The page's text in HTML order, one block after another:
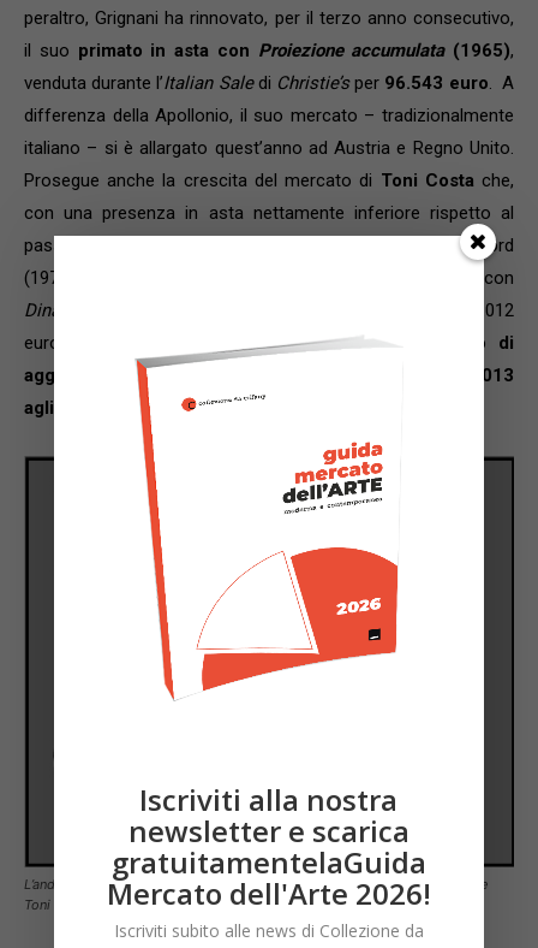
peraltro, Grignani ha rinnovato, per il terzo anno consecutivo,
il suo primato in asta con Proiezione accumulata(1965),
venduta durante l’Italian Saledi Christie’sper 96.543 euro. A
differenza della Apollonio, il suo mercato – tradizionalmente
italiano – si è allargato quest’anno ad Austria e Regno Unito.
Prosegue anche la crescita del mercato di Toni Costache,
con una presenza in asta nettamente inferiore rispetto al
passato, ha realizzato nel 2016 il suo fatturato record
(197.204 euro) stabilendo a marzo da
Londra, con
Dinamica Visuale
(1966), il suo nuovo primato in asta: 49.012
euro.
In crescita vertiginosa il suo prezzo medio di
aggiudicazione passato dai circa 9.400 euro del 2013
agli oltre 24.000 del 2016.
L’andamento dei prezzi medi di aggiudicazione in asta di Franco Grignani e
Toni Costa.
Iscriviti alla nostra
newsletter e scarica
gratuitamentelaGuida
Mercato dell'Arte 2026!
Iscriviti subito alle news di Collezione da